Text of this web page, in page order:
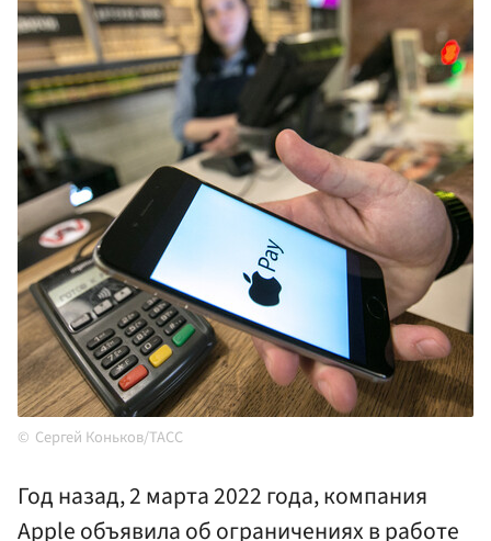
Сергей Коньков/ТАСС
Год назад, 2 марта 2022 года, компания
Apple объявила об ограничениях в работе